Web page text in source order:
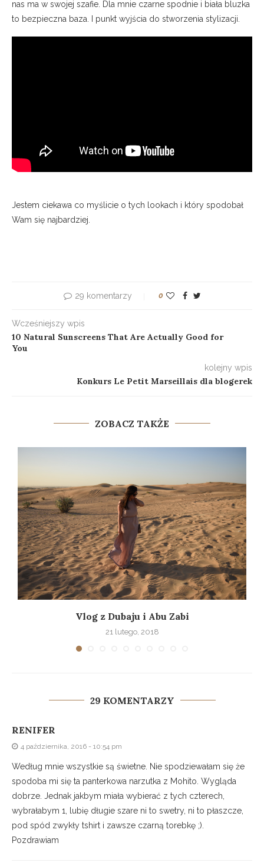
nas ma w swojej szafie. Dla mnie czarne spodnie i biała bluzka
to bezpieczna baza. I punkt wyjścia do stworzenia stylizacji.
Jestem ciekawa co myślicie o tych lookach i który spodobał
Wam się najbardziej.
29 komentarzy 0
Wcześniejszy wpis
10 Natural Sunscreens That Are Actually Good for
You
kolejny wpis
Konkurs Le Petit Marseillais dla blogerek
ZOBACZ TAKŻE
Vlog z Dubaju i Abu Zabi
21 lutego, 2018
29 KOMENTARZY
RENIFER
4 października, 2016 - 10:54 pm
Według mnie wszystkie są świetne. Nie spodziewałam się że
spodoba mi się ta panterkowa narzutka z Mohito. Wygląda
dobrze. Jednak jakbym miała wybierać z tych czterech,
wybrałabym 1, lubię długie szare ni to swetry, ni to płaszcze,
pod spód zwykły tshirt i zawsze czarną torebkę ;).
Pozdrawiam